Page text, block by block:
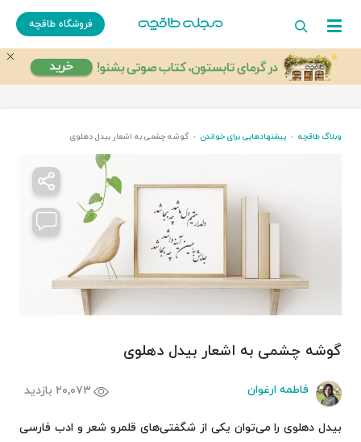
فروشگاه طاقچه
وبلاگ طاقچه پیشنهادهایی برای خواندن گوشه چشمی به اشعار بیدل دهلوی
گوشه چشمی به اشعار بیدل دهلوی
فاطمه ارغوان
۲۰,۰۷۳ بازدید
بیدل دهلوی را می‌توان یکی از شگفتی‌های قلمرو شعر و ادب فارسی